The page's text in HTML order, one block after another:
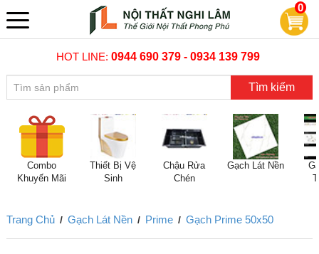
0
HOT LINE:0944 690 379 - 0934 139 799
Tìm kiếm
Combo
Khuyến Mãi
Thiết Bị Vệ
Sinh
Chậu Rửa
Chén
Gạch Lát Nền
Trang Chủ / Gạch Lát Nền / Prime / Gạch Prime 50x50